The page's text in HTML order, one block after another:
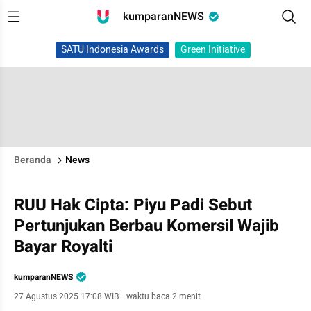
kumparanNEWS
SATU Indonesia Awards Green Initiative
Beranda News
RUU Hak Cipta: Piyu Padi Sebut
Pertunjukan Berbau Komersil Wajib
Bayar Royalti
kumparanNEWS
27 Agustus 2025 17:08 WIB · waktu baca 2 menit